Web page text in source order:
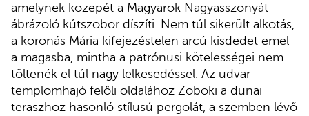
amelynek közepét a Magyarok Nagyasszonyát
ábrázoló kútszobor díszíti. Nem túl sikerült alkotás,
a koronás Mária kifejezéstelen arcú kisdedet emel
a magasba, mintha a patrónusi kötelességei nem
töltenék el túl nagy lelkesedéssel. Az udvar
templomhajó felőli oldalához Zoboki a dunai
teraszhoz hasonló stílusú pergolát, a szemben lévő